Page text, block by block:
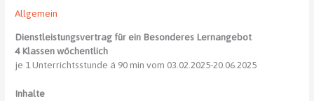
Allgemein
Dienstleistungsvertrag für ein Besonderes Lernangebot
4 Klassen wöchentlich
je 1 Unterrichtsstunde á 90 min vom 03.02.2025-20.06.2025
Inhalte